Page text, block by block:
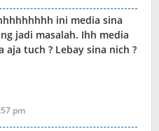
ini media sina
jadi masalah. Ihh media
aja tuch ? Lebay sina nich ?
pm